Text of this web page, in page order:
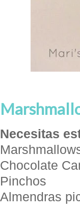
Necesitas
Chocolate
Pinchos
Almendras